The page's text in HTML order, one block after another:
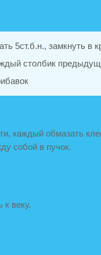
5ст.б.н., замкнуть в
столбик
каждый обмазать
собой в пучок.
к веку.